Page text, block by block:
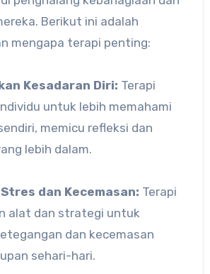
Berikut ini adalah
mengapa terapi penting:
Kesadaran Diri: Terapi
untuk lebih memahami
memicu refleksi dan
lebih dalam.
Stres dan Kecemasan: Terapi
alat dan strategi untuk
dan kecemasan
sehari-hari.